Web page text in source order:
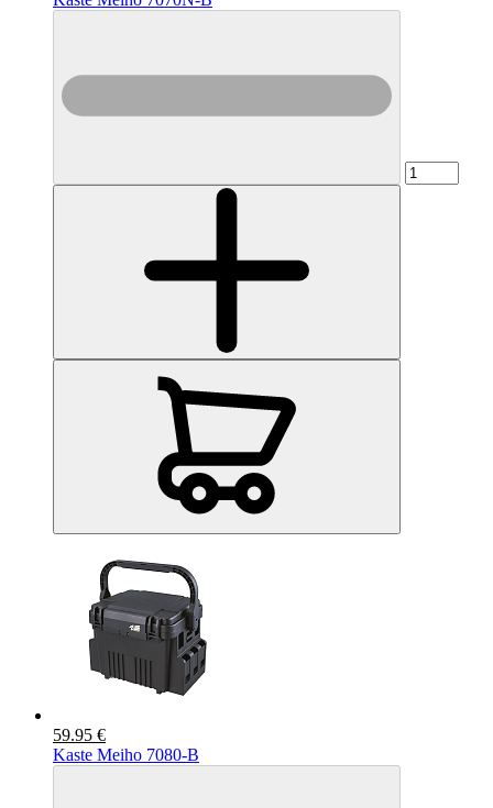
59.95 €
Kaste Meiho 7080-B